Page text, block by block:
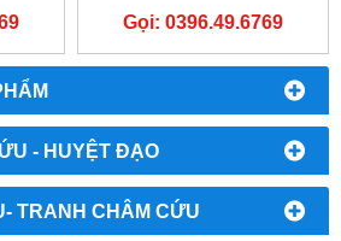
- HUYỆT ĐẠO
TRANH CHÂM CỨU
LAERDAL 133-01050
Gọi: 0396.49.6769